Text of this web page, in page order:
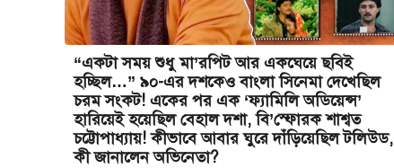
“একটা সময় শুধু মা’রপিট আর একঘেয়ে ছবিই
হচ্ছিল…” ৯০-এর দশকেও বাংলা সিনেমা দেখেছিল
চরম সংকট! একের পর এক ‘ফ্যামিলি অডিয়েন্স’
হারিয়েই হয়েছিল বেহাল দশা, বি’স্ফোরক শাশ্বত
চট্টোপাধ্যায়! কীভাবে আবার ঘুরে দাঁড়িয়েছিল টলিউড,
কী জানালেন অভিনেতা?